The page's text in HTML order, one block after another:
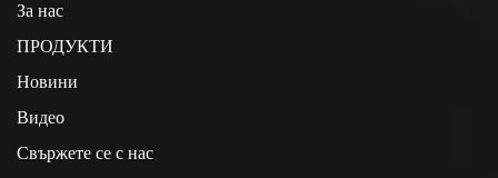
За нас
ПРОДУКТИ
Новини
Видео
Свържете се с нас